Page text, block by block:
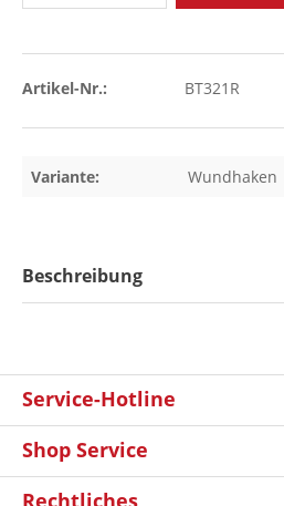
Artikel-Nr.: BT321R
Variante: Wundhaken
Beschreibung
Service-Hotline
Shop Service
Rechtliches